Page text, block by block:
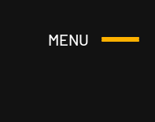
MENU
Otwórz